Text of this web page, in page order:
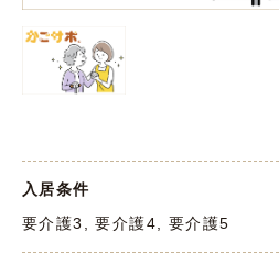
入居条件
要介護3, 要介護4, 要介護5